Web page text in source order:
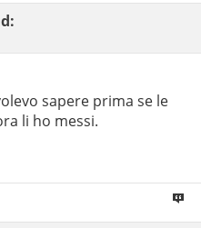
sapere prima se le
li ho messi.